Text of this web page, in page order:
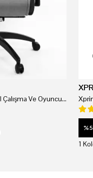
Xprime Soft Profesyonel Çalışma Ve Oyuncu Koltuğu
%5
1